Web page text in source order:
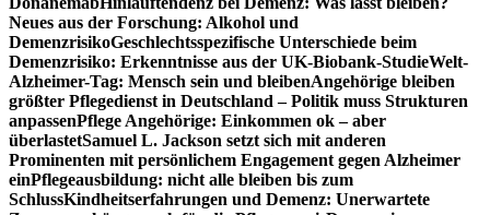
Neues aus der Forschung: Alkohol und
DemenzrisikoGeschlechtsspezifische Unterschiede beim
Demenzrisiko: Erkenntnisse aus der UK-Biobank-StudieWelt-
Alzheimer-Tag: Mensch sein und bleibenAngehörige bleiben
größter Pflegedienst in Deutschland – Politik muss Strukturen
anpassenPflege Angehörige: Einkommen ok – aber
überlastetSamuel L. Jackson setzt sich mit anderen
Prominenten mit persönlichem Engagement gegen Alzheimer
einPflegeausbildung: nicht alle bleiben bis zum
SchlussKindheitserfahrungen und Demenz: Unerwartete